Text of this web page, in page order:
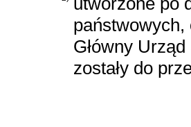
Główny
zostały do